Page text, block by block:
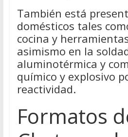
También está
domésticos tales
cocina y
asimismo en la
aluminotérmica y
químico y explosivo
reactividad.
Formatos